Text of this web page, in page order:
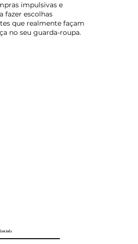
impulsivas e
fazer escolhas
que realmente façam
no seu guarda-roupa.